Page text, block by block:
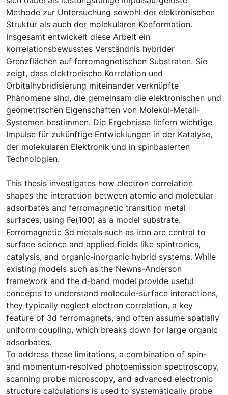
Methode zur Untersuchung sowohl der elektronischen
Struktur als auch der molekularen Konformation.
Insgesamt entwickelt diese Arbeit ein
korrelationsbewusstes Verständnis hybrider
Grenzflächen auf ferromagnetischen Substraten. Sie
zeigt, dass elektronische Korrelation und
Orbitalhybridisierung miteinander verknüpfte
Phänomene sind, die gemeinsam die elektronischen und
geometrischen Eigenschaften von Molekül-Metall-
Systemen bestimmen. Die Ergebnisse liefern wichtige
Impulse für zukünftige Entwicklungen in der Katalyse,
der molekularen Elektronik und in spinbasierten
This thesis investigates how electron correlation
shapes the interaction between atomic and molecular
adsorbates and ferromagnetic transition metal
surfaces, using Fe(100) as a model substrate.
Ferromagnetic 3d metals such as iron are central to
surface science and applied fields like spintronics,
catalysis, and organic-inorganic hybrid systems. While
existing models such as the Newns-Anderson
framework and the d-band model provide useful
concepts to understand molecule-surface interactions,
they typically neglect electron correlation, a key
feature of 3d ferromagnets, and often assume spatially
uniform coupling, which breaks down for large organic
adsorbates.
To address these limitations, a combination of spin-
and momentum-resolved photoemission spectroscopy,
scanning probe microscopy, and advanced electronic
structure calculations is used to systematically probe